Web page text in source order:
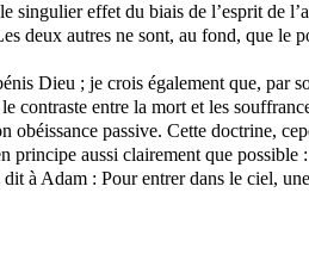
effet du biais de l’esprit de
deux autres ne sont, au fond, que
Dieu ; je crois également que, par
contraste entre la mort et les
passive. Cette doctrine,
aussi clairement que
à Adam : Pour entrer dans le ciel,